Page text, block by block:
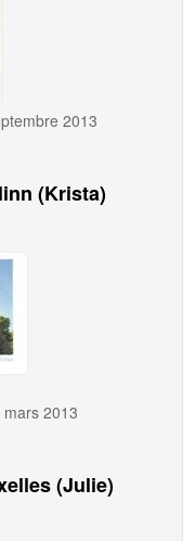
2013
(Krista)
2013
(Julie)